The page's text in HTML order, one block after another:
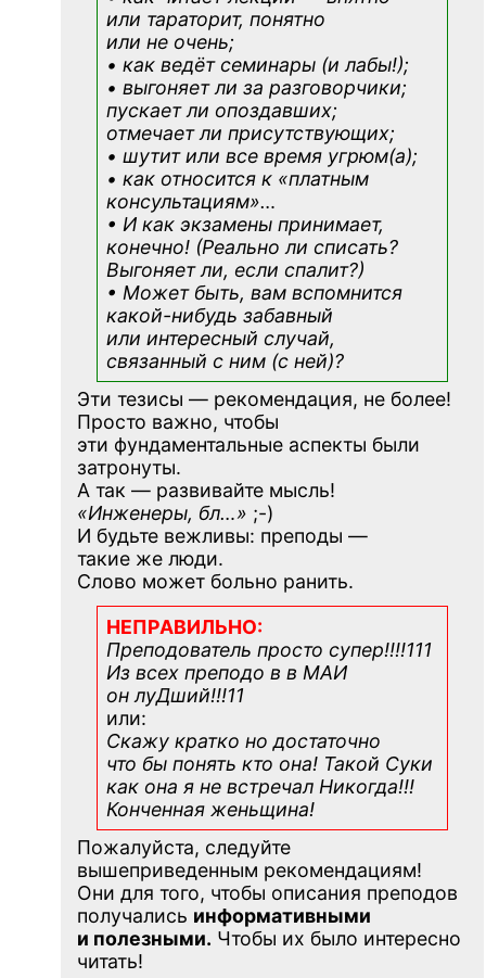
или тараторит, понятно
или не очень;
• как ведёт семинары (и лабы!);
• выгоняет ли за разговорчики;
пускает ли опоздавших;
отмечает ли присутствующих;
• шутит или все время угрюм(а);
• как относится к «платным
консультациям»…
• И как экзамены принимает,
конечно! (Реально ли списать?
Выгоняет ли, если спалит?)
• Может быть, вам вспомнится
какой-нибудь забавный
или интересный случай,
связанный с ним (с ней)?
Эти тезисы — рекомендация, не более!
Просто важно, чтобы
эти фундаментальные аспекты были
затронуты.
А так — развивайте мысль!
«Инженеры, бл…» ;-)
И будьте вежливы: преподы —
такие же люди.
Слово может больно ранить.
НЕПРАВИЛЬНО:
Преподователь просто супер!!!!111
Из всех преподо в в МАИ
он луДший!!!11
или:
Скажу кратко но достаточно
что бы понять кто она! Такой Суки
как она я не встречал Никогда!!!
Конченная женьщина!
Пожалуйста, следуйте
вышеприведенным рекомендациям!
Они для того, чтобы описания преподов
получались информативными
и полезными. Чтобы их было интересно
читать!